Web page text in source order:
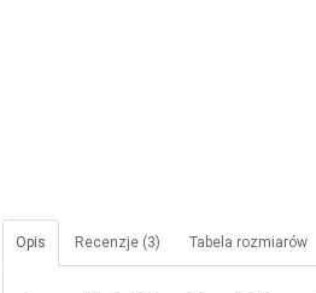
Opis Recenzje (3) Tabela rozmiarów